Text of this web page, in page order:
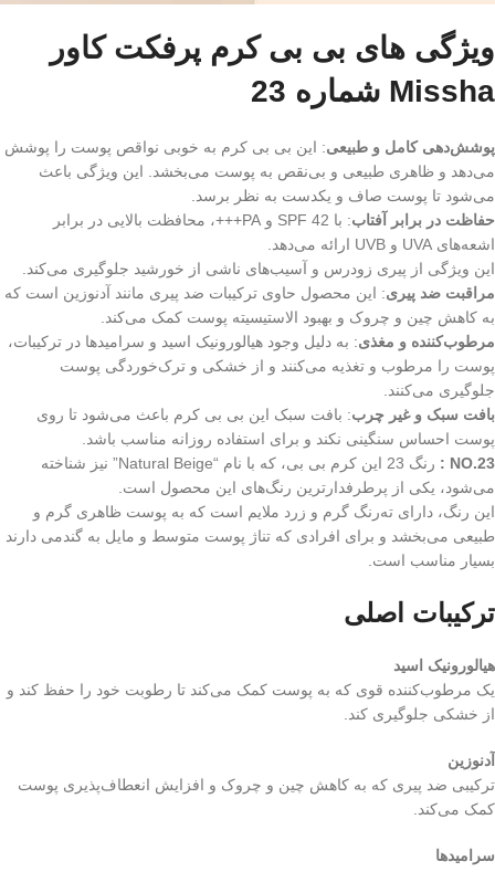
ویژگی های بی بی کرم پرفکت کاور
Missha شماره 23
پوشش‌دهی کامل و طبیعی: این بی بی کرم به خوبی نواقص پوست را پوشش
می‌دهد و ظاهری طبیعی و بی‌نقص به پوست می‌بخشد. این ویژگی باعث
می‌شود تا پوست صاف و یکدست به نظر برسد.
حفاظت در برابر آفتاب
: با SPF 42 و PA+++، محافظت بالایی در برابر
اشعه‌های UVA و UVB ارائه می‌دهد.
این ویژگی از پیری زودرس و آسیب‌های ناشی از خورشید جلوگیری می‌کند.
مراقبت ضد پیری: این محصول حاوی ترکیبات ضد پیری مانند آدنوزین است که
به کاهش چین و چروک و بهبود الاستیسیته پوست کمک می‌کند.
مرطوب‌کننده و مغذی: به دلیل وجود هیالورونیک اسید و سرامیدها در ترکیبات،
پوست را مرطوب و تغذیه می‌کنند و از خشکی و ترک‌خوردگی پوست
جلوگیری می‌کنند.
بافت سبک و غیر چرب: بافت سبک این بی بی کرم باعث می‌شود تا روی
پوست احساس سنگینی نکند و برای استفاده روزانه مناسب باشد.
NO.23
:
رنگ 23 این کرم بی بی، که با نام “Natural Beige” نیز شناخته
می‌شود، یکی از پرطرفدارترین رنگ‌های این محصول است.
این رنگ، دارای ته‌رنگ گرم و زرد ملایم است که به پوست ظاهری گرم و
طبیعی می‌بخشد و برای افرادی که تناژ پوست متوسط و مایل به گندمی دارند
بسیار مناسب است.
ترکیبات اصلی
هیالورونیک اسید
یک مرطوب‌کننده قوی که به پوست کمک می‌کند تا رطوبت خود را حفظ کند و
از خشکی جلوگیری کند.
آدنوزین
ترکیبی ضد پیری که به کاهش چین و چروک و افزایش انعطاف‌پذیری پوست
کمک می‌کند.
سرامیدها